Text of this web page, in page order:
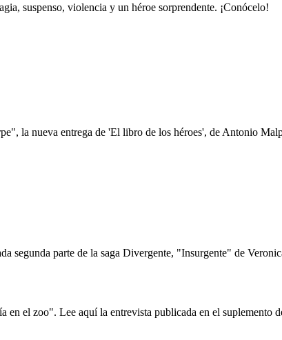
suspenso, violencia y un héroe sorprendente. ¡Conócelo!
la nueva entrega de 'El libro de los héroes', de Antonio
segunda parte de la saga Divergente, "Insurgente" de
el zoo". Lee aquí la entrevista publicada en el suplemento